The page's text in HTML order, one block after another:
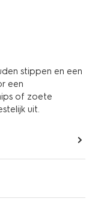
stippen en een
een
of zoete
uit.